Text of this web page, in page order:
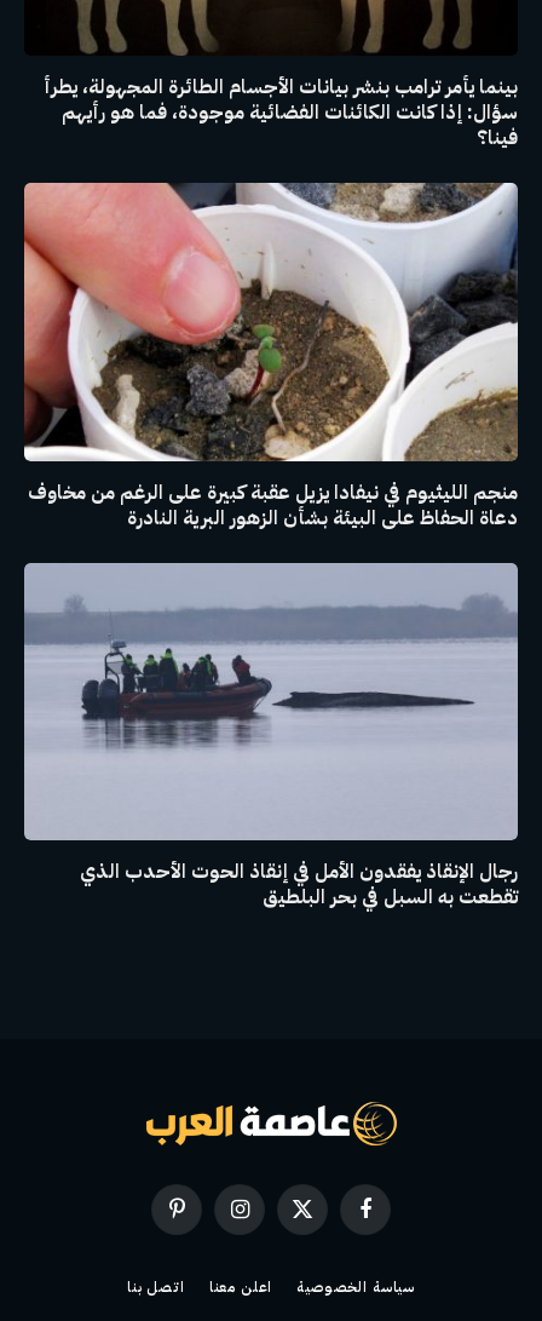
بينما يأمر ترامب بنشر بيانات الأجسام الطائرة المجهولة، يطرأ
سؤال: إذا كانت الكائنات الفضائية موجودة، فما هو رأيهم
فينا؟
منجم الليثيوم في نيفادا يزيل عقبة كبيرة على الرغم من مخاوف
دعاة الحفاظ على البيئة بشأن الزهور البرية النادرة
رجال الإنقاذ يفقدون الأمل في إنقاذ الحوت الأحدب الذي
تقطعت به السبل في بحر البلطيق
فيسبوك
X
(Twitter)
الانستغرامبينتيريست
سياسة الخصوصية اعلن معنا اتصل بنا